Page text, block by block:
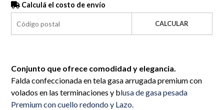
Calculá el costo de envío
CALCULAR
Conjunto que ofrece comodidad y elegancia.
Falda confeccionada en tela gasa arrugada premium con
volados en las terminaciones y blusa de gasa pesada
Premium con cuello redondo y Lazo.